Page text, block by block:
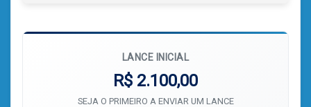
LANCE INICIAL
R$ 2.100,00
SEJA O PRIMEIRO A ENVIAR UM LANCE